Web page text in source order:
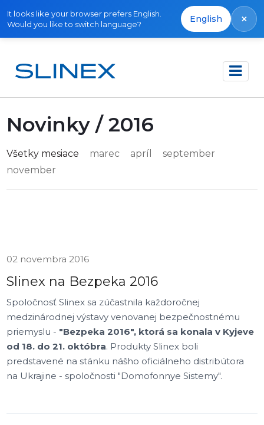
It looks like your browser prefers English.
Would you like to switch language?
English ×
Domov Novinky
Novinky / 2016
Všetky mesiace marec apríl
september
november
02 novembra 2016
Slinex na Bezpeka 2016
Spoločnosť Slinex sa zúčastnila každoročnej
medzinárodnej výstavy venovanej bezpečnostnému
priemyslu - "Bezpeka 2016", ktorá sa konala v Kyjeve
od 18. do 21. októbra. Produkty Slinex boli
predstavené na stánku nášho oficiálneho distribútora
na Ukrajine - spoločnosti "Domofonnye Sistemy".